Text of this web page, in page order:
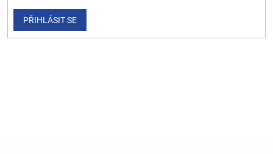
PŘIHLÁSIT SE